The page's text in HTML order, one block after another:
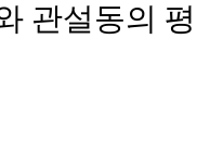
관설동의